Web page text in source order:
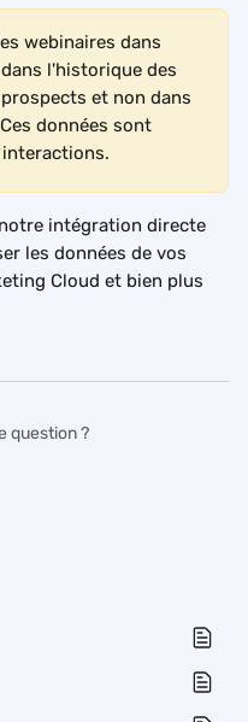
webinaires dans
l'historique des
et non dans
données sont
intégration directe
les données de vos
Cloud et bien plus
question ?